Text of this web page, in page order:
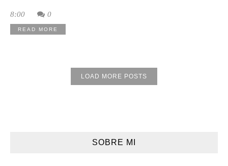
8:00 0
READ MORE
LOAD MORE POSTS
SOBRE MI